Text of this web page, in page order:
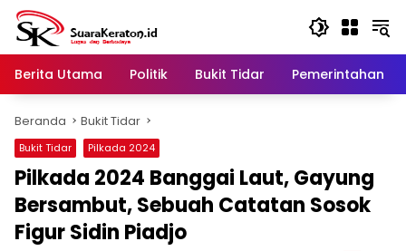
Langsung
konten
Berita Utama
Politik Bukit Tidar Pemerintahan
Beranda Bukit Tidar
Bukit Tidar Pilkada 2024
Pilkada 2024 Banggai Laut, Gayung
Bersambut, Sebuah Catatan Sosok
Figur Sidin Piadjo